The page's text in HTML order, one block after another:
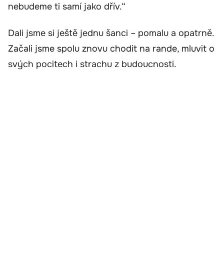
nebudeme ti samí jako dřív.“
Dali jsme si ještě jednu šanci – pomalu a opatrně.
Začali jsme spolu znovu chodit na rande, mluvit o
svých pocitech i strachu z budoucnosti.